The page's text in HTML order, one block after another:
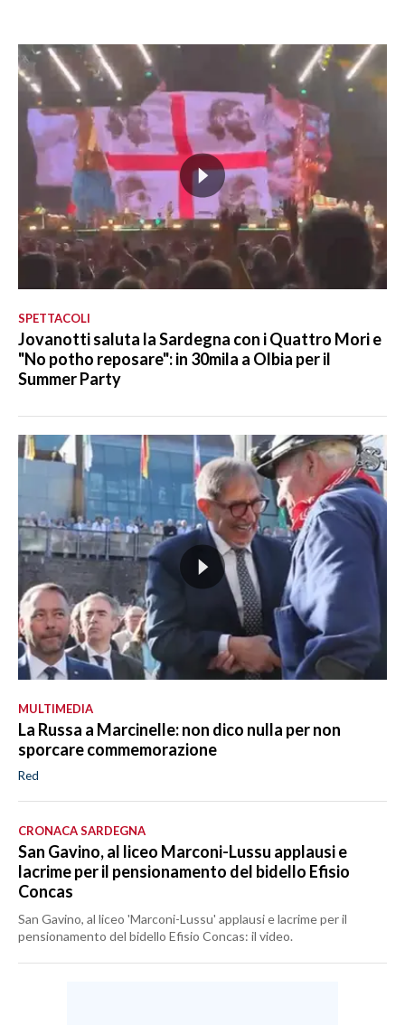
SPETTACOLI
Jovanotti saluta la Sardegna con i Quattro Mori e
"No potho reposare": in 30mila a Olbia per il
Summer Party
MULTIMEDIA
La Russa a Marcinelle: non dico nulla per non
sporcare commemorazione
Red
CRONACA SARDEGNA
San Gavino, al liceo Marconi-Lussu applausi e
lacrime per il pensionamento del bidello Efisio
Concas
San Gavino, al liceo 'Marconi-Lussu' applausi e lacrime per il
pensionamento del bidello Efisio Concas: il video.